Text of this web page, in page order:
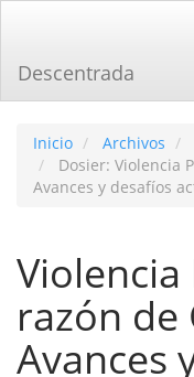
principal
Barra
Descentrada
Inicio Archivos
Dosier: Violencia
Avances y desafíos
razón de
Avances